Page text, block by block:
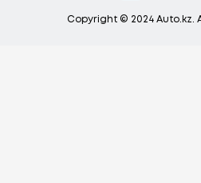
Copyright © 2024 Auto.kz.